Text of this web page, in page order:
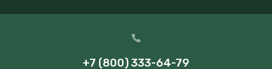
+7 (800) 333-64-79